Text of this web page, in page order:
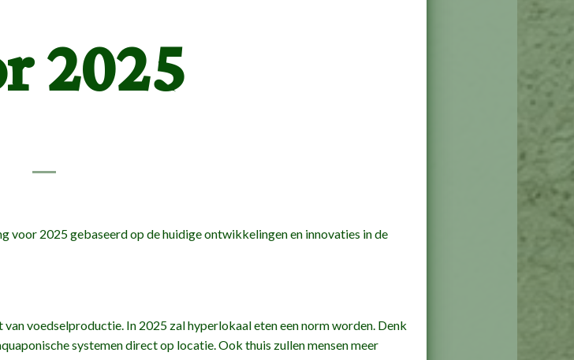
2025
voor 2025 gebaseerd op de huidige ontwikkelingen en innovaties in de
voedselproductie. In 2025 zal hyperlokaal eten een norm worden. Denk
systemen direct op locatie. Ook thuis zullen mensen meer